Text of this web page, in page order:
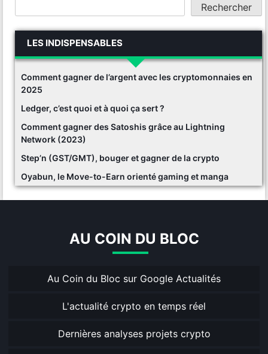
Rechercher
LES INDISPENSABLES
Comment gagner de l’argent avec les cryptomonnaies en
2025
Ledger, c’est quoi et à quoi ça sert ?
Comment gagner des Satoshis grâce au Lightning
Network (2023)
Step’n (GST/GMT), bouger et gagner de la crypto
Oyabun, le Move-to-Earn orienté gaming et manga
AU COIN DU BLOC
Au Coin du Bloc sur Google Actualités
L'actualité crypto en temps réel
Dernières analyses projets crypto